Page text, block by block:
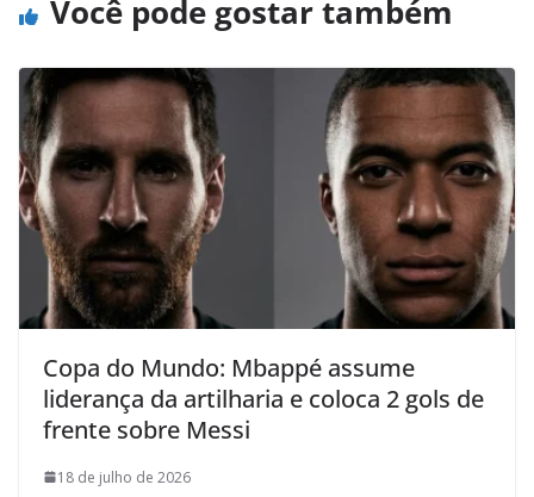
Você pode gostar também
Copa do Mundo: Mbappé assume
liderança da artilharia e coloca 2 gols de
frente sobre Messi
18 de julho de 2026